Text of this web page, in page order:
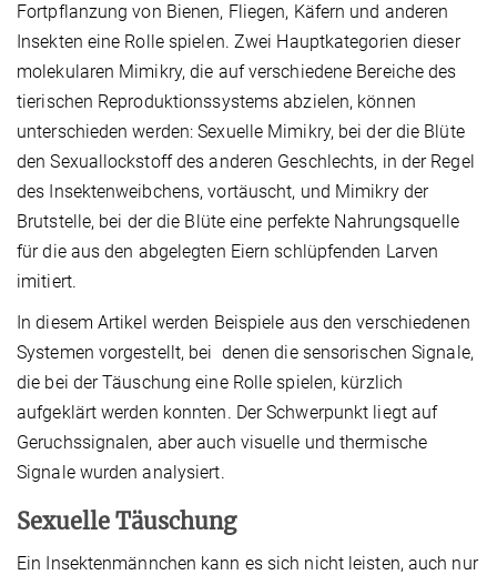
Fortpflanzung von Bienen, Fliegen, Käfern und anderen
Insekten eine Rolle spielen. Zwei Hauptkategorien dieser
molekularen Mimikry, die auf verschiedene Bereiche des
tierischen Reproduktionssystems abzielen, können
unterschieden werden: Sexuelle Mimikry, bei der die Blüte
den Sexuallockstoff des anderen Geschlechts, in der Regel
des Insektenweibchens, vortäuscht, und Mimikry der
Brutstelle, bei der die Blüte eine perfekte Nahrungsquelle
für die aus den abgelegten Eiern schlüpfenden Larven
imitiert.
In diesem Artikel werden Beispiele aus den verschiedenen
Systemen vorgestellt, bei denen die sensorischen Signale,
die bei der Täuschung eine Rolle spielen, kürzlich
aufgeklärt werden konnten. Der Schwerpunkt liegt auf
Geruchssignalen, aber auch visuelle und thermische
Signale wurden analysiert.
Sexuelle Täuschung
Ein Insektenmännchen kann es sich nicht leisten, auch nur